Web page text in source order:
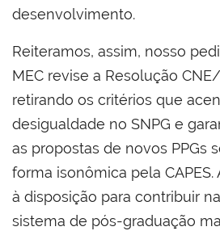
desenvolvimento.
Reiteramos, assim, nosso
MEC revise a Resolução
retirando os critérios que
desigualdade no SNPG e
as propostas de novos PPGs
forma isonômica pela CAPES.
à disposição para contribuir
sistema de pós-graduação